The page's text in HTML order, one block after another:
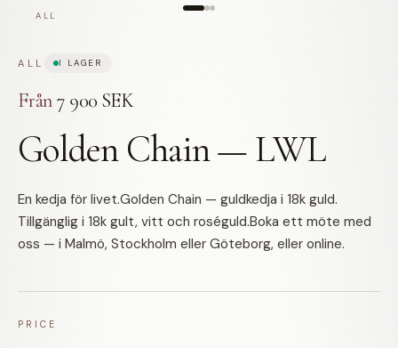
ALL
ALL I LAGER
Från7 900 SEK
Golden Chain — LWL
En kedja för livet.Golden Chain — guldkedja i 18k guld.
Tillgänglig i 18k gult, vitt och roséguld.Boka ett möte med
oss — i Malmö, Stockholm eller Göteborg, eller online.
PRICE